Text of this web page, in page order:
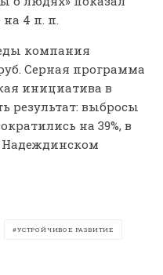
на 4 п. п.
компания
Серная программа
инициатива в
результат: выбросы
на 39%, в
Надеждинском
УСТРОЙЧИВОЕ РАЗВИТИЕ